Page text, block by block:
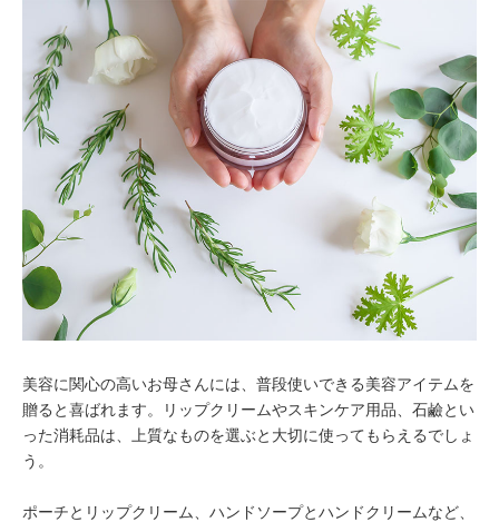
美容に関心の高いお母さんには、普段使いできる美容アイテムを
贈ると喜ばれます。リップクリームやスキンケア用品、石鹼とい
った消耗品は、上質なものを選ぶと大切に使ってもらえるでしょ
う。
ポーチとリップクリーム、ハンドソープとハンドクリームなど、